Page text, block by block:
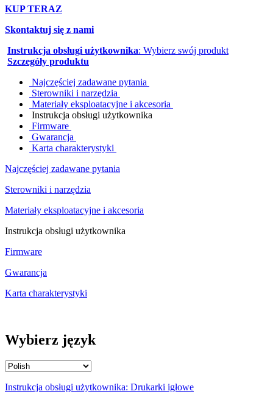
KUP TERAZ
Skontaktuj się z nami
Instrukcja obsługi użytkownika: Wybierz swój produkt
Szczegóły produktu
Najczęściej zadawane pytania
Sterowniki i narzędzia
Materiały eksploatacyjne i akcesoria
Instrukcja obsługi użytkownika
Firmware
Gwarancja
Karta charakterystyki
Najczęściej zadawane pytania
Sterowniki i narzędzia
Materiały eksploatacyjne i akcesoria
Instrukcja obsługi użytkownika
Firmware
Gwarancja
Karta charakterystyki
Wybierz język
Instrukcja obsługi użytkownika: Drukarki igłowe